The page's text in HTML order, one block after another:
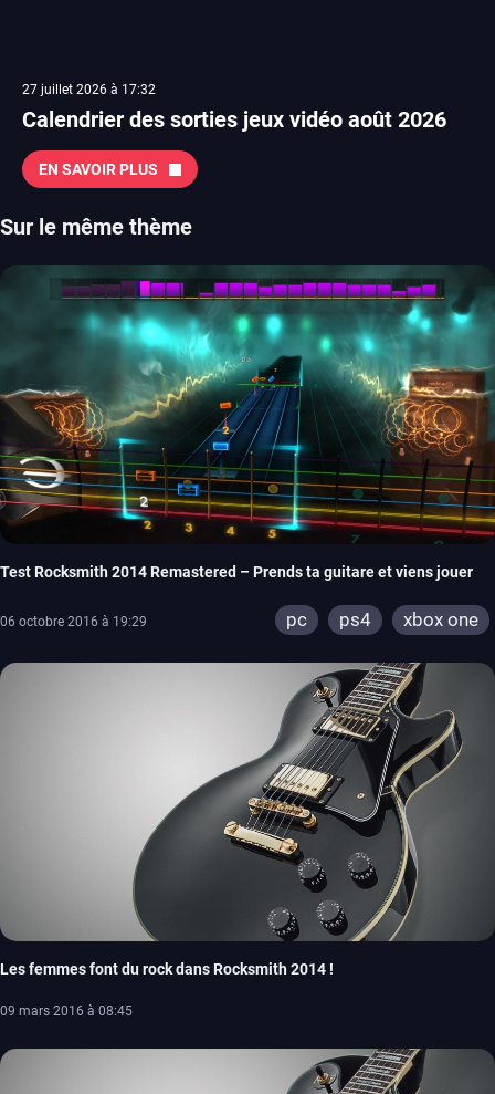
27 juillet 2026 à 17:32
Calendrier des sorties jeux vidéo août 2026
EN SAVOIR PLUS
Sur le même thème
Test Rocksmith 2014 Remastered – Prends ta guitare et viens jouer
06 octobre 2016 à 19:29 pc ps4 xbox one
Les femmes font du rock dans Rocksmith 2014 !
09 mars 2016 à 08:45